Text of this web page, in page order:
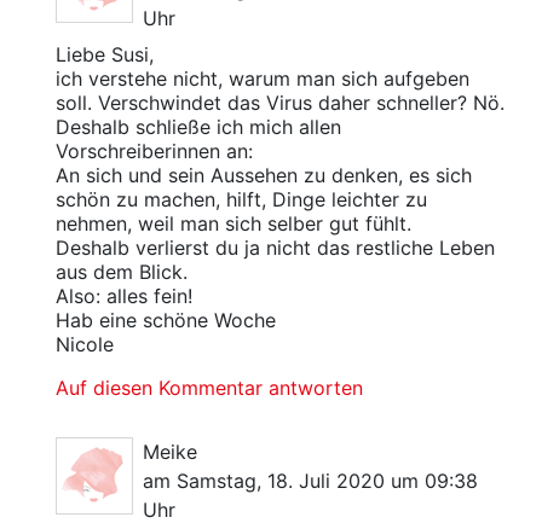
Uhr
Liebe Susi,
ich verstehe nicht, warum man sich aufgeben
soll. Verschwindet das Virus daher schneller? Nö.
Deshalb schließe ich mich allen
Vorschreiberinnen an:
An sich und sein Aussehen zu denken, es sich
schön zu machen, hilft, Dinge leichter zu
nehmen, weil man sich selber gut fühlt.
Deshalb verlierst du ja nicht das restliche Leben
aus dem Blick.
Also: alles fein!
Hab eine schöne Woche
Nicole
Auf diesen Kommentar antworten
Meike
am Samstag, 18. Juli 2020 um 09:38
Uhr